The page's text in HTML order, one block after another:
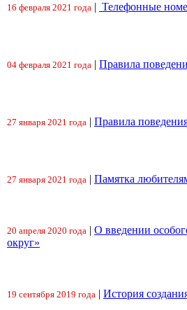
16 февраля 2021 года | Телефонные
04 февраля 2021 года | Правила
27 января 2021 года | Правила
27 января 2021 года | Памятка
20 апреля 2020 года | О введении
округ»
19 сентября 2019 года | История